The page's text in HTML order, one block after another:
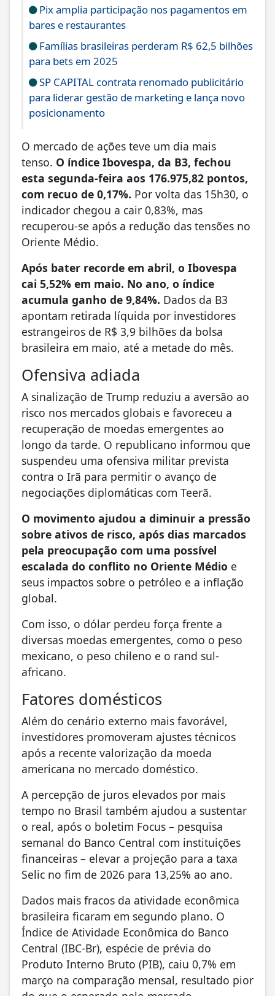
Pix amplia participação nos pagamentos em
bares e restaurantes
Famílias brasileiras perderam R$ 62,5 bilhões
para bets em 2025
SP CAPITAL contrata renomado publicitário
para liderar gestão de marketing e lança novo
posicionamento
O mercado de ações teve um dia mais
tenso. O índice Ibovespa, da B3, fechou
esta segunda-feira aos 176.975,82 pontos,
com recuo de 0,17%. Por volta das 15h30, o
indicador chegou a cair 0,83%, mas
recuperou-se após a redução das tensões no
Oriente Médio.
Após bater recorde em abril, o Ibovespa
cai 5,52% em maio. No ano, o índice
acumula ganho de 9,84%. Dados da B3
apontam retirada líquida por investidores
estrangeiros de R$ 3,9 bilhões da bolsa
brasileira em maio, até a metade do mês.
Ofensiva adiada
A sinalização de Trump reduziu a aversão ao
risco nos mercados globais e favoreceu a
recuperação de moedas emergentes ao
longo da tarde. O republicano informou que
suspendeu uma ofensiva militar prevista
contra o Irã para permitir o avanço de
negociações diplomáticas com Teerã.
O movimento ajudou a diminuir a pressão
sobre ativos de risco, após dias marcados
pela preocupação com uma possível
escalada do conflito no Oriente Médio e
seus impactos sobre o petróleo e a inflação
global.
Com isso, o dólar perdeu força frente a
diversas moedas emergentes, como o peso
mexicano, o peso chileno e o rand sul-
africano.
Fatores domésticos
Além do cenário externo mais favorável,
investidores promoveram ajustes técnicos
após a recente valorização da moeda
americana no mercado doméstico.
A percepção de juros elevados por mais
tempo no Brasil também ajudou a sustentar
o real, após o boletim Focus – pesquisa
semanal do Banco Central com instituições
financeiras – elevar a projeção para a taxa
Selic no fim de 2026 para 13,25% ao ano.
Dados mais fracos da atividade econômica
brasileira ficaram em segundo plano. O
Índice de Atividade Econômica do Banco
Central (IBC-Br), espécie de prévia do
Produto Interno Bruto (PIB), caiu 0,7% em
março na comparação mensal, resultado pior